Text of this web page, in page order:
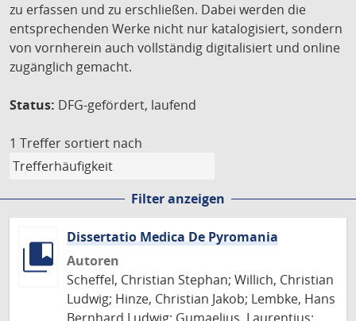
zu erfassen und zu erschließen. Dabei werden die
entsprechenden Werke nicht nur katalogisiert, sondern
von vornherein auch vollständig digitalisiert und online
zugänglich gemacht.
Status: DFG-gefördert, laufend
1 Treffer sortiert nach
Filter anzeigen
Dissertatio Medica De Pyromania
Autoren
Scheffel, Christian Stephan; Willich, Christian
Ludwig; Hinze, Christian Jakob; Lembke, Hans